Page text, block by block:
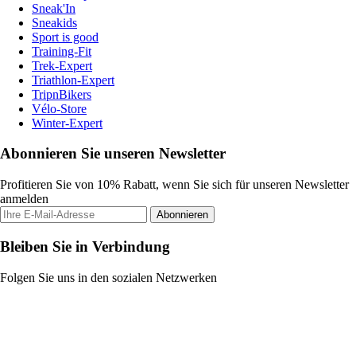
Sneak'In
Sneakids
Sport is good
Training-Fit
Trek-Expert
Triathlon-Expert
TripnBikers
Vélo-Store
Winter-Expert
Abonnieren Sie unseren Newsletter
Profitieren Sie von 10% Rabatt, wenn Sie sich für unseren Newsletter
anmelden
Abonnieren
Bleiben Sie in Verbindung
Folgen Sie uns in den sozialen Netzwerken